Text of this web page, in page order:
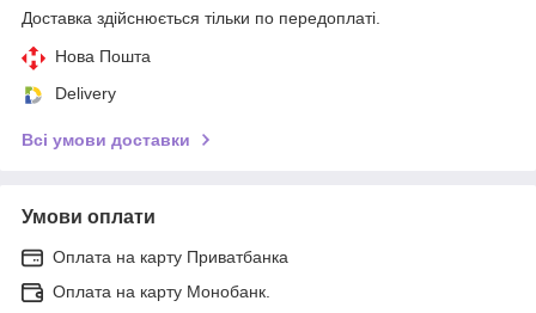
Доставка здійснюється тільки по передоплаті.
Нова Пошта
Delivery
Всі умови доставки
Умови оплати
Оплата на карту Приватбанка
Оплата на карту Монобанк.